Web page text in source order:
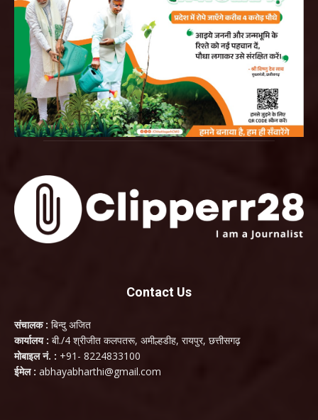
Contact Us
संचालक : बिन्दु अजित
कार्यालय : बी./4 श्रीजीत कलपतरू, अमील्हडीह, रायपुर, छत्तीसगढ़
मोबाइल नं. : +91- 8224833100
ईमेल : abhayabharthi@gmail.com